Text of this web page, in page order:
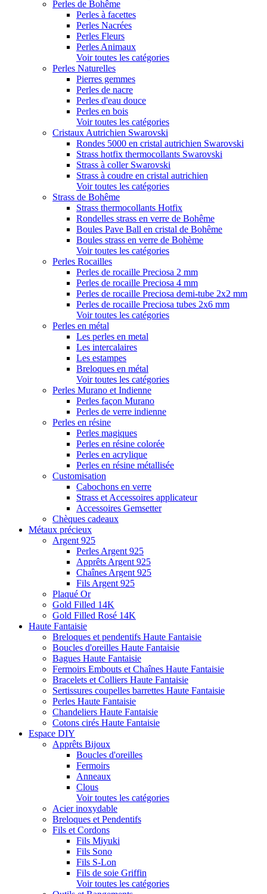
Perles de Bohême
Perles à facettes
Perles Nacrées
Perles Fleurs
Perles Animaux
Voir toutes les catégories
Perles Naturelles
Pierres gemmes
Perles de nacre
Perles d'eau douce
Perles en bois
Voir toutes les catégories
Cristaux Autrichien Swarovski
Rondes 5000 en cristal autrichien Swarovski
Strass hotfix thermocollants Swarovski
Strass à coller Swarovski
Strass à coudre en cristal autrichien
Voir toutes les catégories
Strass de Bohême
Strass thermocollants Hotfix
Rondelles strass en verre de Bohême
Boules Pave Ball en cristal de Bohême
Boules strass en verre de Bohème
Voir toutes les catégories
Perles Rocailles
Perles de rocaille Preciosa 2 mm
Perles de rocaille Preciosa 4 mm
Perles de rocaille Preciosa demi-tube 2x2 mm
Perles de rocaille Preciosa tubes 2x6 mm
Voir toutes les catégories
Perles en métal
Les perles en metal
Les intercalaires
Les estampes
Breloques en métal
Voir toutes les catégories
Perles Murano et Indienne
Perles façon Murano
Perles de verre indienne
Perles en résine
Perles magiques
Perles en résine colorée
Perles en acrylique
Perles en résine métallisée
Customisation
Cabochons en verre
Strass et Accessoires applicateur
Accessoires Gemsetter
Chèques cadeaux
Métaux précieux
Argent 925
Perles Argent 925
Apprêts Argent 925
Chaînes Argent 925
Fils Argent 925
Plaqué Or
Gold Filled 14K
Gold Filled Rosé 14K
Haute Fantaisie
Breloques et pendentifs Haute Fantaisie
Boucles d'oreilles Haute Fantaisie
Bagues Haute Fantaisie
Fermoirs Embouts et Chaînes Haute Fantaisie
Bracelets et Colliers Haute Fantaisie
Sertissures coupelles barrettes Haute Fantaisie
Perles Haute Fantaisie
Chandeliers Haute Fantaisie
Cotons cirés Haute Fantaisie
Espace DIY
Apprêts Bijoux
Boucles d'oreilles
Fermoirs
Anneaux
Clous
Voir toutes les catégories
Acier inoxydable
Breloques et Pendentifs
Fils et Cordons
Fils Miyuki
Fils Sono
Fils S-Lon
Fils de soie Griffin
Voir toutes les catégories